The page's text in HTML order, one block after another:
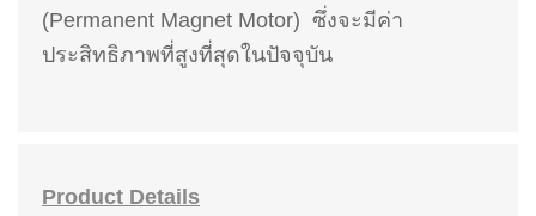
(Permanent Magnet Motor) ซึ่งจะมีค่า
ประสิทธิภาพที่สูงที่สุดในปัจจุบัน
Product Details